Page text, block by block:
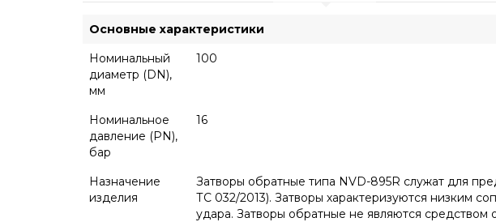
Основные характеристики
Номинальный
диаметр (DN),
мм
100
Номинальное
давление (PN),
бар
16
Назначение
изделия
Затворы обратные типа NVD-895R служат для
ТС 032/2013). Затворы характеризуются низким
удара. Затворы обратные не являются